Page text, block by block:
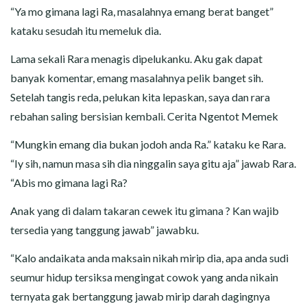
“Ya mo gimana lagi Ra, masalahnya emang berat banget”
kataku sesudah itu memeluk dia.
Lama sekali Rara menagis dipelukanku. Aku gak dapat
banyak komentar, emang masalahnya pelik banget sih.
Setelah tangis reda, pelukan kita lepaskan, saya dan rara
rebahan saling bersisian kembali. Cerita Ngentot Memek
“Mungkin emang dia bukan jodoh anda Ra.” kataku ke Rara.
“Iy sih, namun masa sih dia ninggalin saya gitu aja” jawab Rara.
“Abis mo gimana lagi Ra?
Anak yang di dalam takaran cewek itu gimana ? Kan wajib
tersedia yang tanggung jawab” jawabku.
“Kalo andaikata anda maksain nikah mirip dia, apa anda sudi
seumur hidup tersiksa mengingat cowok yang anda nikain
ternyata gak bertanggung jawab mirip darah dagingnya